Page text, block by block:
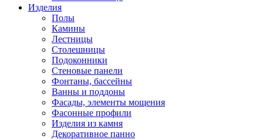
Изделия
Полы
Камины
Лестницы
Столешницы
Подоконники
Стеновые панели
Фонтаны, бассейны
Ванны и поддоны
Фасады, элементы мощения
Фасонные профили
Изделия из камня
Декоративное панно